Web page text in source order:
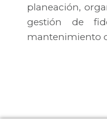
planeación,
gestión de
mantenimiento